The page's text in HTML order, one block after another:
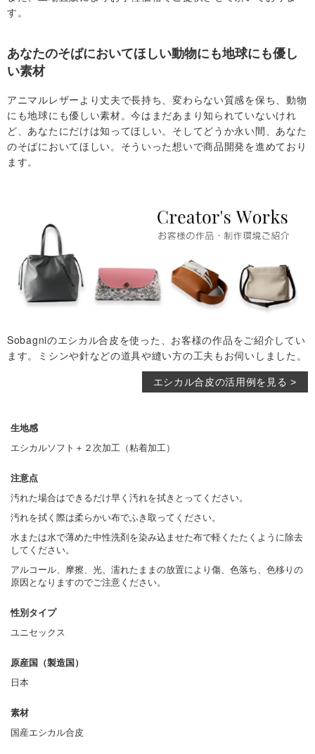
す。
あなたのそばにおいてほしい動物にも地球にも優し
い素材
アニマルレザーより丈夫で長持ち、変わらない質感を保ち、動物
にも地球にも優しい素材。今はまだあまり知られていないけれ
ど、あなたにだけは知ってほしい。そしてどうか永い間、あなた
のそばにおいてほしい。そういった想いで商品開発を進めており
ます。
Sobagniのエシカル合皮を使った、お客様の作品をご紹介してい
ます。ミシンや針などの道具や縫い方の工夫もお伺いしました。
エシカル合皮の活用例を見る >
生地感
エシカルソフト＋２次加工（粘着加工）
注意点
汚れた場合はできるだけ早く汚れを拭きとってください。
汚れを拭く際は柔らかい布でふき取ってください。
水または水で薄めた中性洗剤を染み込ませた布で軽くたたくように除去
してください。
アルコール、摩擦、光、濡れたままの放置により傷、色落ち、色移りの
原因となりますのでご注意ください。
性別タイプ
ユニセックス
原産国（製造国）
日本
素材
国産エシカル合皮